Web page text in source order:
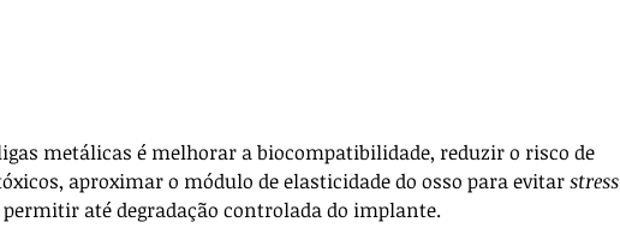
metálicas é melhorar a biocompatibilidade, reduzir o risco de
aproximar o módulo de elasticidade do osso para evitar stress
até degradação controlada do implante.